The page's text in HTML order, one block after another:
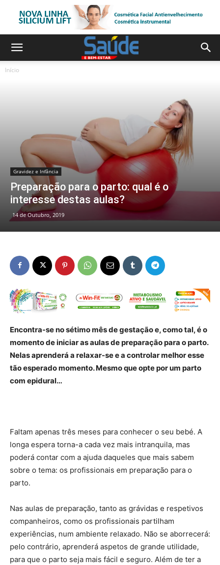
Início
Gravidez e Infância
Preparação para o parto: qual é o
interesse destas aulas?
14 de Outubro, 2019
Encontra-se no sétimo mês de gestação e, como tal, é o
momento de iniciar as aulas de preparação para o parto.
Nelas aprenderá a relaxar-se e a controlar melhor esse
tão esperado momento. Mesmo que opte por um parto
com epidural…
Faltam apenas três meses para conhecer o seu bebé. A
longa espera torna-a cada vez mais intranquila, mas
poderá contar com a ajuda daqueles que mais sabem
sobre o tema: os profissionais em preparação para o
parto.
Nas aulas de preparação, tanto as grávidas e respetivos
companheiros, como os profissionais partilham
experiências, num ambiente relaxado. Não se aborrecerá:
pelo contrário, aprenderá aspetos de grande utilidade,
para que o parto seja mais fácil e seguro. Além de ter a